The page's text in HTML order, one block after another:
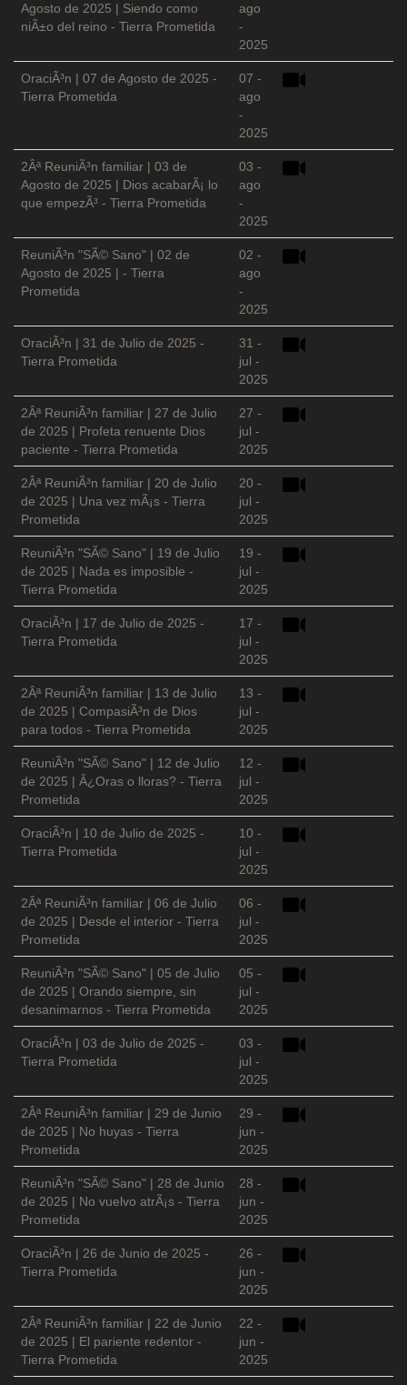
Agosto de 2025 | Siendo como
niÃ±o del reino - Tierra Prometida
ago
-
2025
OraciÃ³n | 07 de Agosto de 2025 -
Tierra Prometida
07 -
ago
-
2025
2Âª ReuniÃ³n familiar | 03 de
Agosto de 2025 | Dios acabarÃ¡ lo
que empezÃ³ - Tierra Prometida
03 -
ago
-
2025
ReuniÃ³n "SÃ© Sano" | 02 de
Agosto de 2025 | - Tierra
Prometida
02 -
ago
-
2025
OraciÃ³n | 31 de Julio de 2025 -
Tierra Prometida
31 -
jul -
2025
2Âª ReuniÃ³n familiar | 27 de Julio
de 2025 | Profeta renuente Dios
paciente - Tierra Prometida
27 -
jul -
2025
2Âª ReuniÃ³n familiar | 20 de Julio
de 2025 | Una vez mÃ¡s - Tierra
Prometida
20 -
jul -
2025
ReuniÃ³n "SÃ© Sano" | 19 de Julio
de 2025 | Nada es imposible -
Tierra Prometida
19 -
jul -
2025
OraciÃ³n | 17 de Julio de 2025 -
Tierra Prometida
17 -
jul -
2025
2Âª ReuniÃ³n familiar | 13 de Julio
de 2025 | CompasiÃ³n de Dios
para todos - Tierra Prometida
13 -
jul -
2025
ReuniÃ³n "SÃ© Sano" | 12 de Julio
de 2025 | Â¿Oras o lloras? - Tierra
Prometida
12 -
jul -
2025
OraciÃ³n | 10 de Julio de 2025 -
Tierra Prometida
10 -
jul -
2025
2Âª ReuniÃ³n familiar | 06 de Julio
de 2025 | Desde el interior - Tierra
Prometida
06 -
jul -
2025
ReuniÃ³n "SÃ© Sano" | 05 de Julio
de 2025 | Orando siempre, sin
desanimarnos - Tierra Prometida
05 -
jul -
2025
OraciÃ³n | 03 de Julio de 2025 -
Tierra Prometida
03 -
jul -
2025
2Âª ReuniÃ³n familiar | 29 de Junio
de 2025 | No huyas - Tierra
Prometida
29 -
jun -
2025
ReuniÃ³n "SÃ© Sano" | 28 de Junio
de 2025 | No vuelvo atrÃ¡s - Tierra
Prometida
28 -
jun -
2025
OraciÃ³n | 26 de Junio de 2025 -
Tierra Prometida
26 -
jun -
2025
2Âª ReuniÃ³n familiar | 22 de Junio
de 2025 | El pariente redentor -
Tierra Prometida
22 -
jun -
2025